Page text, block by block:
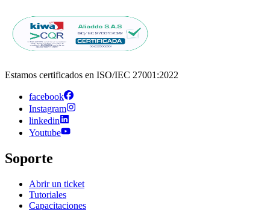
Estamos certificados en ISO/IEC 27001:2022
facebook
Instagram
linkedin
Youtube
Soporte
Abrir un ticket
Tutoriales
Capacitaciones